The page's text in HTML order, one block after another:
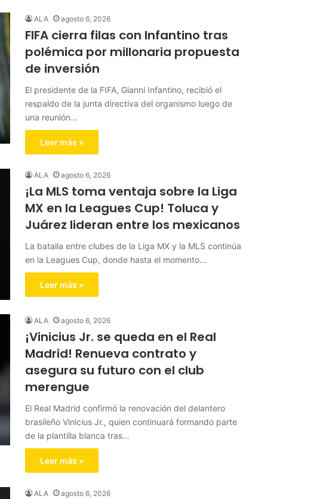
ALA agosto 6, 2026
FIFA cierra filas con Infantino tras
polémica por millonaria propuesta
de inversión
El presidente de la FIFA, Gianni Infantino, recibió el
respaldo de la junta directiva del organismo luego de
una reunión…
Leer más »
ALA agosto 6, 2026
¡La MLS toma ventaja sobre la Liga
MX en la Leagues Cup! Toluca y
Juárez lideran entre los mexicanos
La batalla entre clubes de la Liga MX y la MLS continúa
en la Leagues Cup, donde hasta el momento…
Leer más »
ALA agosto 6, 2026
¡Vinicius Jr. se queda en el Real
Madrid! Renueva contrato y
asegura su futuro con el club
merengue
El Real Madrid confirmó la renovación del delantero
brasileño Vinicius Jr., quien continuará formando parte
de la plantilla blanca tras…
Leer más »
ALA agosto 6, 2026